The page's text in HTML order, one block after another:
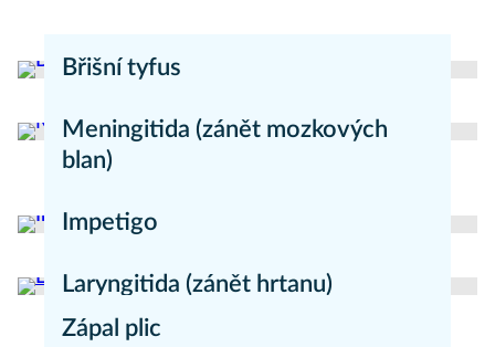
Břišní tyfus
Meningitida (zánět mozkových
blan)
Impetigo
Laryngitida (zánět hrtanu)
redakce Mojezdravi.cz
Zápal plic